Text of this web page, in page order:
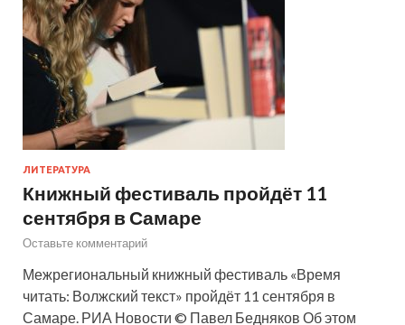
ЛИТЕРАТУРА
Книжный фестиваль пройдёт 11
сентября в Самаре
Оставьте комментарий
Межрегиональный книжный фестиваль «Время
читать: Волжский текст» пройдёт 11 сентября в
Самаре. РИА Новости © Павел Бедняков Об этом